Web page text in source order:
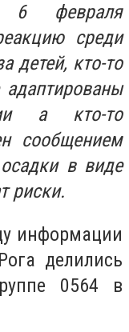
6 февраля
среди
детей, кто-то
а кто-то
сообщением
в виде
риски.
информации
делились
0564 в